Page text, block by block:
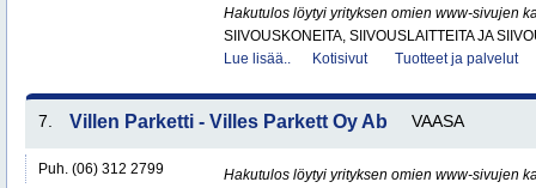
Hakutulos löytyi yrityksen omien www-sivujen
SIIVOUSKONEITA, SIIVOUSLAITTEITA JA
Lue lisää..
Kotisivut Tuotteet ja palvelut
7. Villen Parketti - Villes Parkett Oy Ab VAASA
Puh. (06) 312 2799
Hakutulos löytyi yrityksen omien www-sivujen